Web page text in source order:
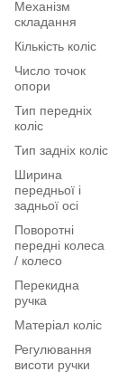
Механізм
складання
Кількість коліс
Число точок
опори
Тип передніх
коліс
Тип задніх коліс
Ширина
передньої і
задньої осі
Поворотні
передні колеса
/ колесо
Перекидна
ручка
Матеріал коліс
Регулювання
висоти ручки